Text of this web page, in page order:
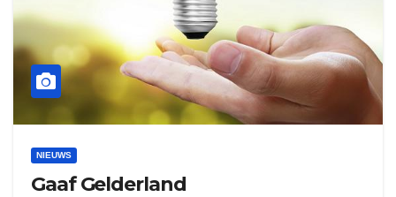
NIEUWS
Gaaf Gelderland